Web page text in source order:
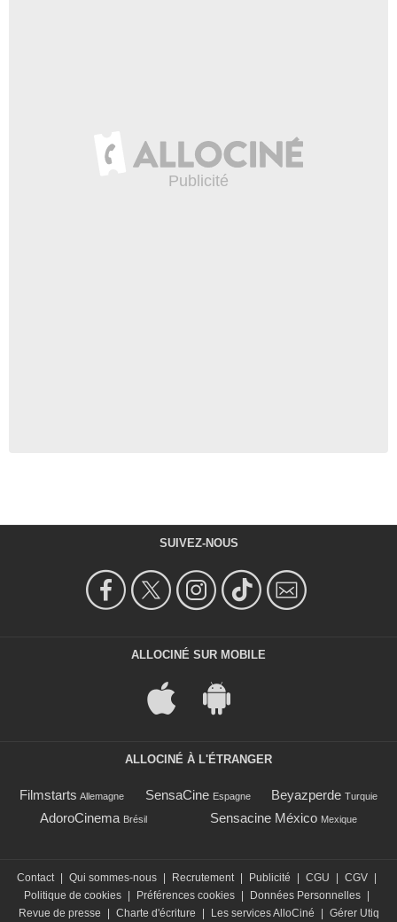
SUIVEZ-NOUS
ALLOCINÉ SUR MOBILE
ALLOCINÉ À L'ÉTRANGER
Filmstarts Allemagne SensaCine Espagne Beyazperde Turquie
AdoroCinema Brésil Sensacine México Mexique
Contact Qui sommes-nous Recrutement Publicité CGU CGV
Politique de cookies
Préférences cookies Données Personnelles
Revue de presse
Charte d'écriture Les services AlloCiné Gérer Utiq